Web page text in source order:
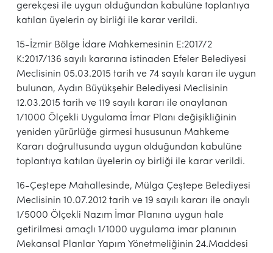
gerekçesi ile uygun olduğundan kabulüne toplantıya
katılan üyelerin oy birliği ile karar verildi.
15-İzmir Bölge İdare Mahkemesinin E:2017/2
K:2017/136 sayılı kararına istinaden Efeler Belediyesi
Meclisinin 05.03.2015 tarih ve 74 sayılı kararı ile uygun
bulunan, Aydın Büyükşehir Belediyesi Meclisinin
12.03.2015 tarih ve 119 sayılı kararı ile onaylanan
1/1000 Ölçekli Uygulama İmar Planı değişikliğinin
yeniden yürürlüğe girmesi hususunun Mahkeme
Kararı doğrultusunda uygun olduğundan kabulüne
toplantıya katılan üyelerin oy birliği ile karar verildi.
16-Çeştepe Mahallesinde, Mülga Çeştepe Belediyesi
Meclisinin 10.07.2012 tarih ve 19 sayılı kararı ile onaylı
1/5000 Ölçekli Nazım İmar Planına uygun hale
getirilmesi amaçlı 1/1000 uygulama imar planının
Mekansal Planlar Yapım Yönetmeliğinin 24.Maddesi